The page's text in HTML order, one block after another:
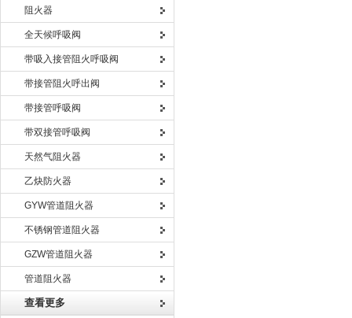
阻火器
全天候呼吸阀
带吸入接管阻火呼吸阀
带接管阻火呼出阀
带接管呼吸阀
带双接管呼吸阀
天然气阻火器
乙炔防火器
GYW管道阻火器
不锈钢管道阻火器
GZW管道阻火器
管道阻火器
查看更多